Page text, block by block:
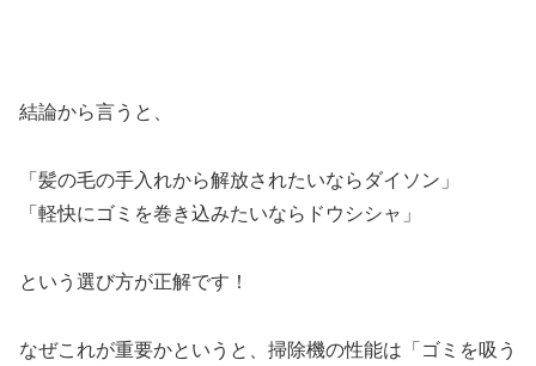
結論から言うと、
「髪の毛の手入れから解放されたいならダイソン」
「軽快にゴミを巻き込みたいならドウシシャ」
という選び方が正解です！
なぜこれが重要かというと、掃除機の性能は「ゴミを吸う